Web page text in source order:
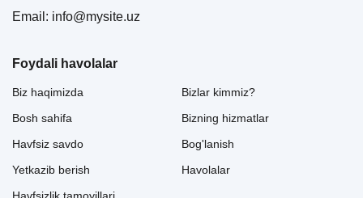
Email: info@mysite.uz
Foydali havolalar
Biz haqimizda
Bosh sahifa
Havfsiz savdo
Yetkazib berish
Bizlar kimmiz?
Bizning hizmatlar
Bog'lanish
Havolalar